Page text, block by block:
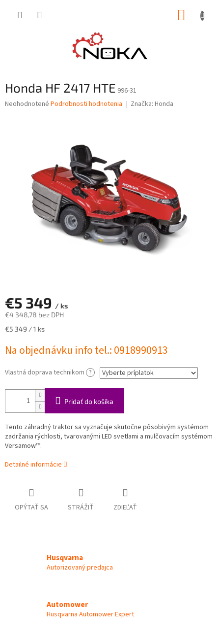
Honda HF 2417 HTE 996-31
Priemerné
hviezdičiek.
Neohodnotené Podrobnosti hodnotenia Značka: Honda
€5 349 / ks
€4 348,78 bez DPH
Jednotková
€5 349 / 1 ks
Na objednávku info tel.: 0918990913
Vlastná doprava technikom ?
Pridať do košíka
Tento záhradný traktor sa vyznačuje skutočne pôsobivým systémom
zadržania rýchlosti, tvarovanými LED svetlami a mulčovacím systémom
Versamow™.
Detailné informácie
OPÝTAŤ SA STRÁŽIŤ ZDIEĽAŤ
Husqvarna
Autorizovaný predajca
Automower
Husqvarna Automower Expert